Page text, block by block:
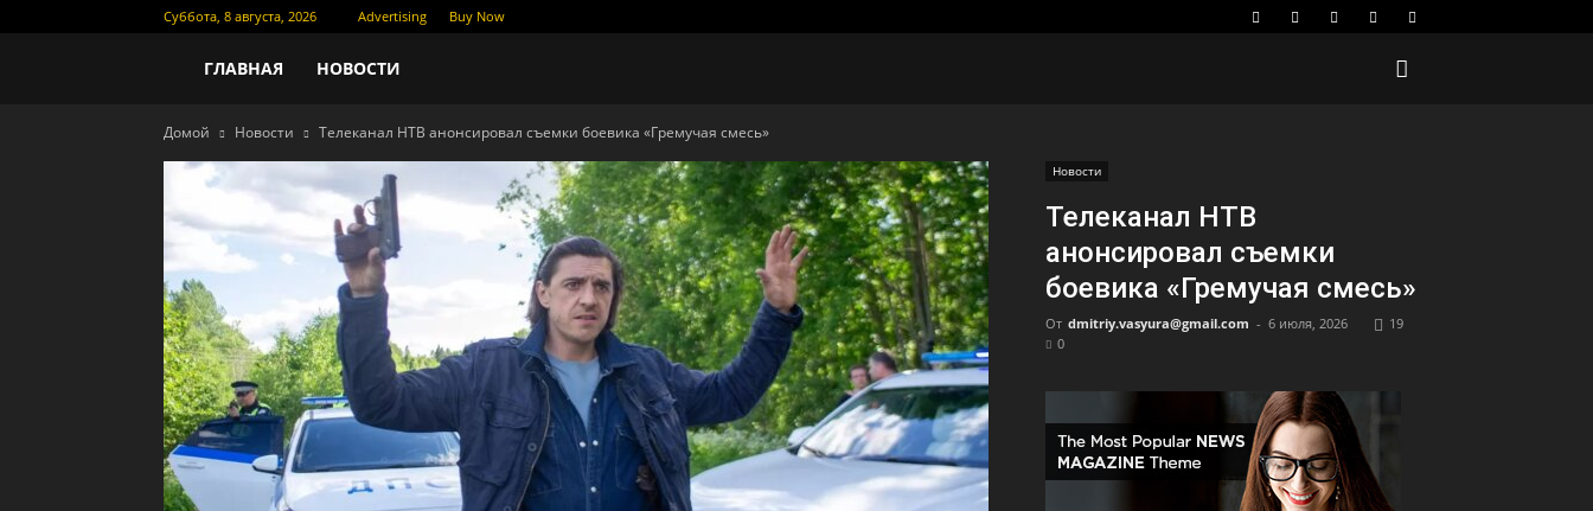
Суббота, 8 августа, 2026 Advertising Buy Now
Новости
кино
ГЛАВНАЯ НОВОСТИ
Домой Новости Телеканал НТВ анонсировал съемки боевика «Гремучая смесь»
Новости
Телеканал НТВ
анонсировал съемки
боевика «Гремучая смесь»
От dmitriy.vasyura@gmail.com - 6 июля, 2026
19
0